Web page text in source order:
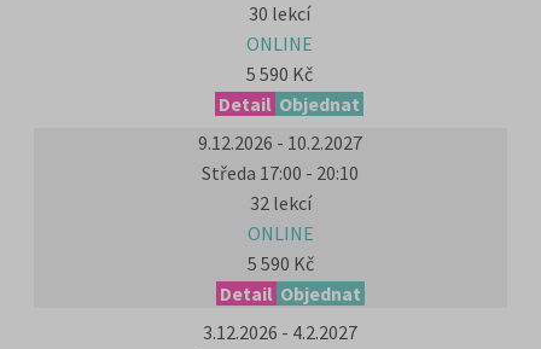
30 lekcí
ONLINE
5 590 Kč
Detail Objednat
9.12.2026 - 10.2.2027
Středa 17:00 - 20:10
32 lekcí
ONLINE
5 590 Kč
Detail Objednat
3.12.2026 - 4.2.2027